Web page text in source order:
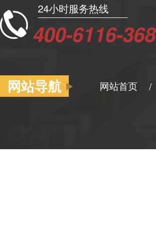
24小时服务热线
400-6116-368
网站导航 网站首页 /